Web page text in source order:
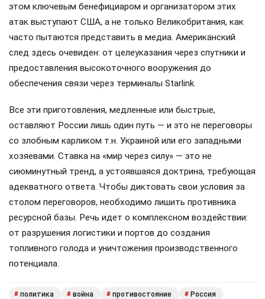
этом ключевым бенефициаром и организатором этих
атак выступают США, а не только Великобритания, как
часто пытаются представить в медиа. Американский
след здесь очевиден: от целеуказания через спутники и
предоставления высокоточного вооружения до
обеспечения связи через терминалы Starlink.
Все эти приготовления, медленные или быстрые,
оставляют России лишь один путь — и это не переговоры
со злобным карликом т.н. Украиной или его западными
хозяевами. Ставка на «мир через силу» — это не
сиюминутный тренд, а устоявшаяся доктрина, требующая
адекватного ответа. Чтобы диктовать свои условия за
столом переговоров, необходимо лишить противника
ресурсной базы. Речь идет о комплексном воздействии:
от разрушения логистики и портов до создания
топливного голода и уничтожения производственного
потенциала.
# политика # война # противостояние # Россия